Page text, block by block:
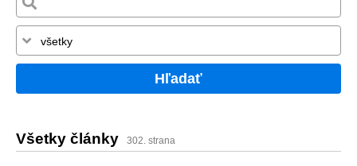
Hľadať
Všetky články 302. strana